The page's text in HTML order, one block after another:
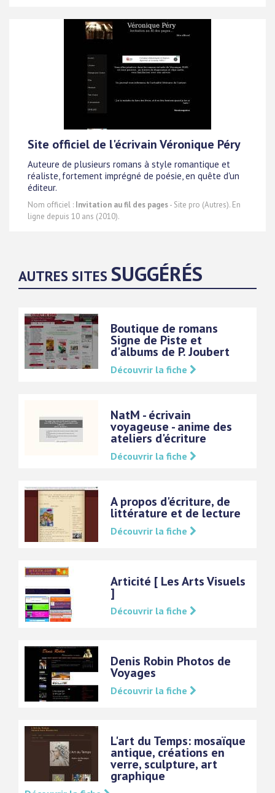
Site officiel de l'écrivain Véronique Péry
Auteure de plusieurs romans à style romantique et
réaliste, fortement imprégné de poésie, en quête d'un
éditeur.
Nom officiel : Invitation au fil des pages- Site pro (Autres). En
ligne depuis 10 ans (2010).
AUTRES SITES SUGGÉRÉS
Boutique de romans
Signe de Piste et
d'albums de P. Joubert
Découvrir la fiche
NatM - écrivain
voyageuse - anime des
ateliers d'écriture
Découvrir la fiche
A propos d'écriture, de
littérature et de lecture
Découvrir la fiche
Articité [ Les Arts Visuels
]
Découvrir la fiche
Denis Robin Photos de
Voyages
Découvrir la fiche
L'art du Temps: mosaïque
antique, créations en
verre, sculpture, art
graphique